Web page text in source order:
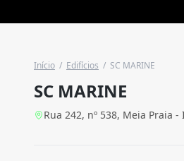
Início / Edifícios / SC MARINE
SC MARINE
Rua 242, nº 538, Meia Praia -